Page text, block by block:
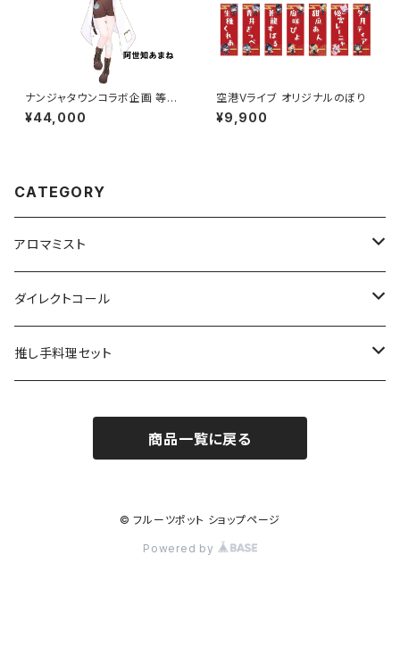
ナンジャタウンコラボ企画 等身
大パネル グループB
¥44,000
空港Vライブ オリジナルのぼり
¥9,900
CATEGORY
アロマミスト
Vtuber/VRアーティスト
声優
ダイレクトコール
俳優
推し手料理セット
インフルエンサー
商品一覧に戻る
© フルーツポット ショップページ
Powered by